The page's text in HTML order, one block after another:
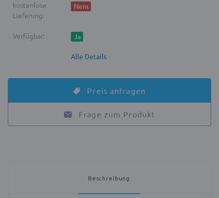
kostenlose
Lieferung:
Nein
Verfügbar: Ja
Alle Details
Preis anfragen
Frage zum Produkt
Beschreibung